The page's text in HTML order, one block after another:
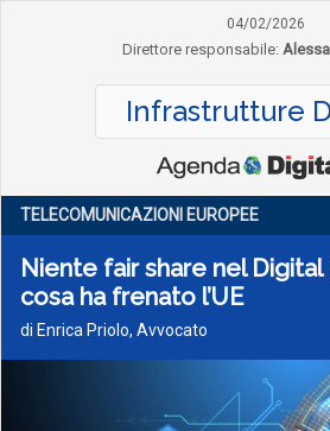
04/02/2026
Direttore responsabile:
Infrastrutture
TELECOMUNICAZIONI EUROPEE
Niente fair share nel
cosa ha frenato l’UE
di Enrica Priolo, Avvocato